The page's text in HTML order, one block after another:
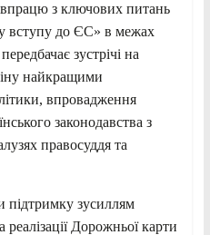
з ключових питань
вступу до ЄС» в межах
зустрічі на
найкращими
впровадження
законодавства з
правосуддя та
підтримку зусиллям
Дорожньої карти